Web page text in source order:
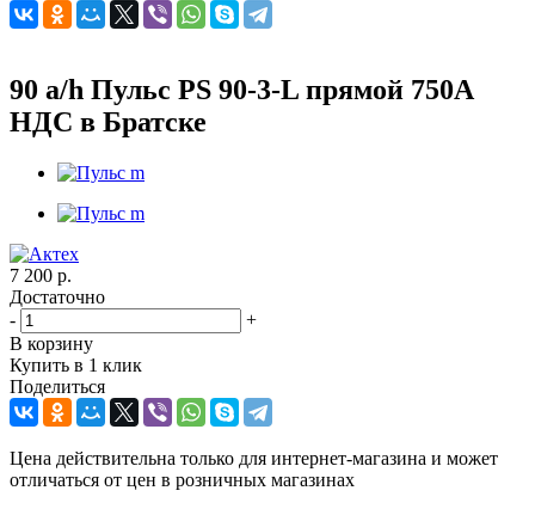
90 a/h Пульс PS 90-3-L прямой 750А
НДС в Братске
7 200 р.
Достаточно
-
+
В корзину
Купить в 1 клик
Поделиться
Цена действительна только для интернет-магазина и может
отличаться от цен в розничных магазинах